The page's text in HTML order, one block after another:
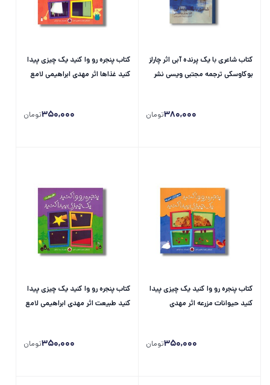
کتاب شاعری با یک پرنده آبی اثر چارلز
بوکاوسکی ترجمه مجتبی ویسی نشر
380,000تومان
کتاب پنجره رو وا کنید یک چیزی پیدا
کنید غذاها اثر مهدی ابراهیمی لامع
350,000تومان
کتاب پنجره رو وا کنید یک چیزی پیدا
کنید حیوانات مزرعه اثر مهدی
350,000تومان
کتاب پنجره رو وا کنید یک چیزی پیدا
کنید طبیعت اثر مهدی ابراهیمی لامع
350,000تومان